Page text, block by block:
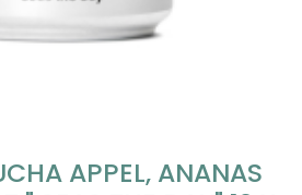
APPEL, ANANAS